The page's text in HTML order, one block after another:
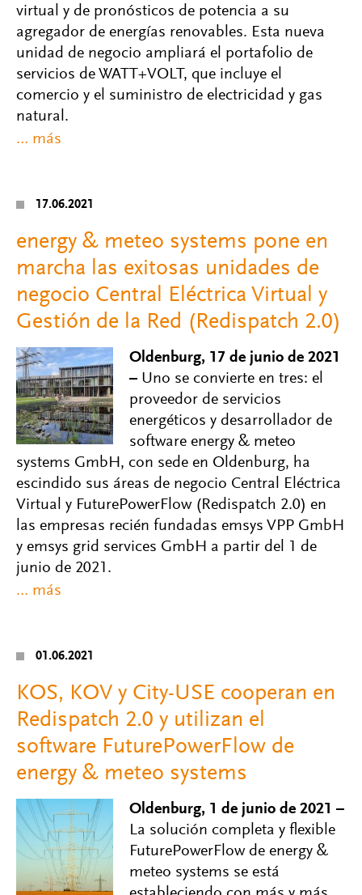
virtual y de pronósticos de potencia a su
agregador de energías renovables. Esta nueva
unidad de negocio ampliará el portafolio de
servicios de WATT+VOLT, que incluye el
comercio y el suministro de electricidad y gas
natural.
17.06.2021
energy & meteo systems pone en
marcha las exitosas unidades de
negocio Central Eléctrica Virtual y
Gestión de la Red (Redispatch 2.0)
Oldenburg, 17 de junio de 2021
– Uno se convierte en tres: el
proveedor de servicios
energéticos y desarrollador de
software energy & meteo
systems GmbH, con sede en Oldenburg, ha
escindido sus áreas de negocio Central Eléctrica
Virtual y FuturePowerFlow (Redispatch 2.0) en
las empresas recién fundadas emsys VPP GmbH
y emsys grid services GmbH a partir del 1 de
junio de 2021.
01.06.2021
KOS, KOV y City-USE cooperan en
Redispatch 2.0 y utilizan el
software FuturePowerFlow de
energy & meteo systems
Oldenburg, 1 de junio de 2021 –
La solución completa y flexible
FuturePowerFlow de energy &
meteo systems se está